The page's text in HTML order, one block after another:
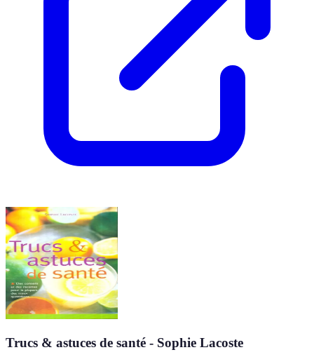
Trucs & astuces de santé - Sophie Lacoste